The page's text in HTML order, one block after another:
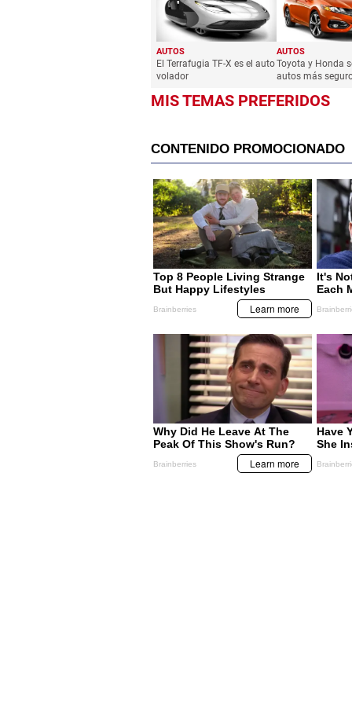
AUTOS
El Terrafugia TF-X es el auto
volador
AUTOS
Toyota y Honda
autos más
MIS TEMAS PREFERIDOS